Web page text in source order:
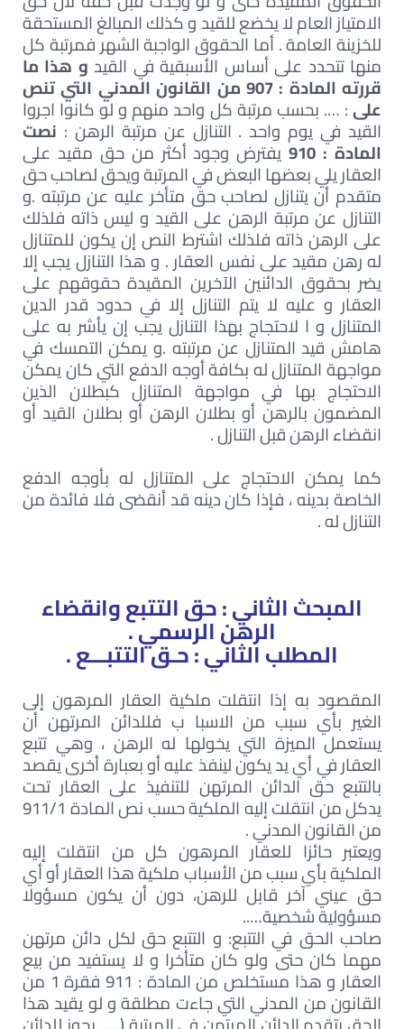
الامتياز العام لا يخضع للقيد و كذلك المبالغ المستحقة
للخزينة العامة . أما الحقوق الواجبة الشهر فمرتبة كل
منها تتحدد على أساس الأسبقية في القيد و هذا ما
قررته المادة : 907 من القانون المدني التي تنص
على: …. بحسب مرتبة كل واحد منهم و لو كانوا اجروا
القيد في يوم واحد . التنازل عن مرتبة الرهن : نصت
المادة : 910 يفترض وجود أكثر من حق مقيد على
العقار يلي بعضها البعض في المرتبة ويحق لصاحب حق
متقدم أن يتنازل لصاحب حق متأخر عليه عن مرتبته .و
التنازل عن مرتبة الرهن على القيد و ليس ذاته فلذلك
على الرهن ذاته فلذلك اشترط النص إن يكون للمتنازل
له رهن مقيد على نفس العقار . و هذا التنازل يجب إلا
يضر بحقوق الدائنين الآخرين المقيدة حقوقهم على
العقار و عليه لا يتم التنازل إلا في حدود قدر الدين
المتنازل و ا لاحتجاج بهذا التنازل يجب إن يأشر به على
هامش قيد المتنازل عن مرتبته .و يمكن التمسك في
مواجهة المتنازل له بكافة أوجه الدفع التي كان يمكن
الاحتجاج بها في مواجهة المتنازل كبطلان الذين
المضمون بالرهن أو بطلان الرهن أو بطلان القيد أو
انقضاء الرهن قبل التنازل .
كما يمكن الاحتجاج على المتنازل له بأوجه الدفع
الخاصة بدينه ، فإذا كان دينه قد أنقضى فلا فائدة من
التنازل له .
المبحث الثاني : حق التتبع وانقضاء
الرهن الرسمي .
المطلب الثاني : حـق التتبـــع .
المقصود به إذا انتقلت ملكية العقار المرهون إلى
الغير بأي سبب من الاسبا ب فللدائن المرتهن أن
يستعمل الميزة التي يخولها له الرهن ، وهي تتبع
العقار في أي يد يكون لينفذ عليه أو بعبارة أخرى يقصد
بالتتبع حق الدائن المرتهن للتنفيذ على العقار تحت
يدكل من انتقلت إليه الملكية حسب نص المادة 911/1
من القانون المدني .
ويعتبر حائزا للعقار المرهون كل من انتقلت إليه
الملكية بأي سبب من الأسباب ملكية هذا العقار أو أي
حق عيني آخر قابل للرهن، دون أن يكون مسؤولا
مسؤولية شخصية…..
صاحب الحق في التتبع: و التتبع حق لكل دائن مرتهن
مهما كان حتى ولو كان متأخرا و لا يستفيد من بيع
العقار و هذا مستخلص من المادة : 911 فقرة 1 من
القانون من المدني التي جاءت مطلقة و لو يقيد هذا